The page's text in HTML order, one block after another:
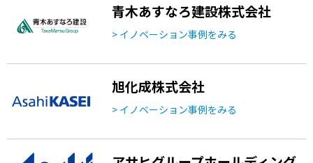
青木あすなろ建設株式会社
> イノベーション事例をみる
旭化成株式会社
> イノベーション事例をみる